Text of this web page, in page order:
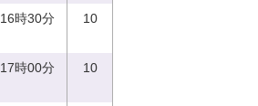
16時30分 10
17時00分 10